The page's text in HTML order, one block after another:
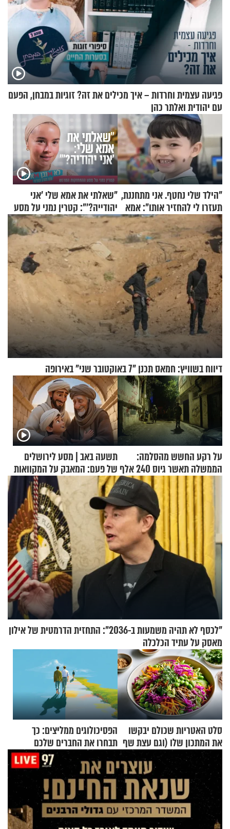
פגיעה עצמית וחרדות – איך מכילים את זה? זוגיות במבחן, הפעם
עם יהודית ואלתר כהן
"הילד שלי נחטף. אני מתחננת,
תעזרו לי להחזיר אותו": אמא
של יובל בן ה-4 בריאיון דומע
"שאלתי את אמא שלי 'אני
יהודייה?'": קטרין נמני על מסע
ההתחזקות המרגש
דיווח בשוויץ: חמאס תכנן "7 באוקטובר שני" באירופה
על רקע החשש מהסלמה:
הממשלה תאשר גיוס 240 אלף
אנשי מילואים
תשעה באב | מסע לירושלים
של פעם: המאבק על המקוואות
"לכסף לא תהיה משמעות ב-2036": התחזית הדרמטית של אילון
מאסק על עתיד הכלכלה
סלט האטריות שכולם יבקשו
את המתכון שלו (וגם עצת שף
להגשת הרוטב)
הפסיכולוגים ממליצים: כך
תבחרו את החברים שלכם
בחיים